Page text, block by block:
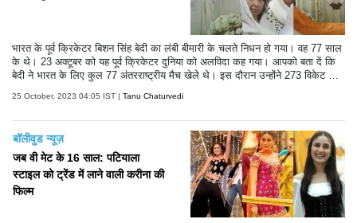
भारत के पूर्व क्रिकेटर बिशन सिंह बेदी का लंबी बीमारी के चलते निधन हो गया। वह 77 साल
के थे। 23 अक्टूबर को यह पूर्व क्रिकेटर दुनिया को अलविदा कह गया। आपको बता दें कि
बेदी ने भारत के लिए कुल 77 अंतरराष्ट्रीय मैच खेले थे। इस दौरान उन्होंने 273 विकेट झट
यात्रा की कुछ तस्वीरें सामने आई हैं। इसमें उनके बेटे अंगद बेदी, बहू नेहा धूपिया उन्हें श्रद्धांज
25 October, 2023 04:05 IST | Tanu Chaturvedi
बॉलीवुड न्यूज़
जब वी मेट के 16 साल: पटियाला
स्टाइल को ट्रेंड में लाने वाली करीना की
फिल्म